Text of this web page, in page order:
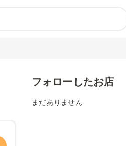
フォローしたお店
まだありません